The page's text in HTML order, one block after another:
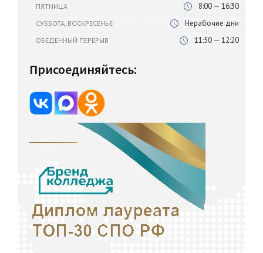
ПЯТНИЦА 8:00 — 16:30
СУББОТА, ВОСКРЕСЕНЬЕ Нерабочие дни
ОБЕДЕННЫЙ ПЕРЕРЫВ 11:50 — 12:20
Присоединяйтесь: